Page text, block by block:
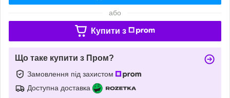
або
Купити з
Що таке купити з Пром?
Замовлення під захистом
Доступна доставка